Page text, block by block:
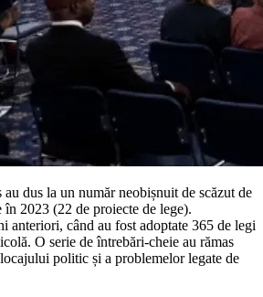
dus la un număr neobișnuit de scăzut de
în 2023 (22 de proiecte de lege).
anteriori, când au fost adoptate 365 de legi
O serie de întrebări-cheie au rămas
politic și a problemelor legate de